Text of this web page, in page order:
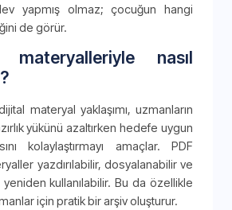
yapmış olmaz; çocuğun hangi
de görür.
materyalleriyle nasıl
materyal yaklaşımı, uzmanların
yükünü azaltırken hedefe uygun
kolaylaştırmayı amaçlar. PDF
yazdırılabilir, dosyalanabilir ve
kullanılabilir. Bu da özellikle
için pratik bir arşiv oluşturur.